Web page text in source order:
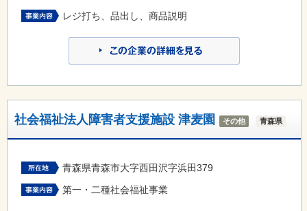
レジ打ち、品出し、商品説明
社会福祉法人障害者支援施設 津麦園 その他 青森県
青森県青森市大字西田沢字浜田379
第一・二種社会福祉事業